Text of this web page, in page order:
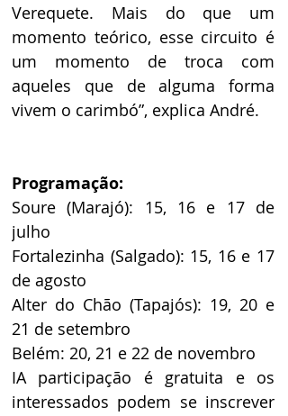
Verequete. Mais do que um
momento teórico, esse circuito é
um momento de troca com
aqueles que de alguma forma
vivem o carimbó”, explica André.
Programação:
Soure (Marajó): 15, 16 e 17 de
julho
Fortalezinha (Salgado): 15, 16 e 17
de agosto
Alter do Chão (Tapajós): 19, 20 e
21 de setembro
Belém: 20, 21 e 22 de novembro
IA participação é gratuita e os
interessados podem se inscrever